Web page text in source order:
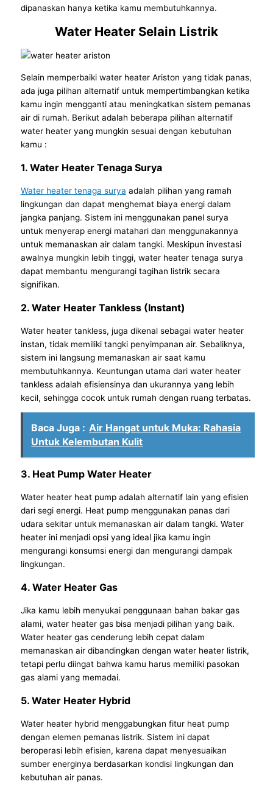
dipanaskan hanya ketika kamu membutuhkannya.
Water Heater Selain Listrik
Selain memperbaiki water heater Ariston yang tidak panas,
ada juga pilihan alternatif untuk mempertimbangkan ketika
kamu ingin mengganti atau meningkatkan sistem pemanas
air di rumah. Berikut adalah beberapa pilihan alternatif
water heater yang mungkin sesuai dengan kebutuhan
kamu :
1. Water Heater Tenaga Surya
Water heater tenaga surya adalah pilihan yang ramah
lingkungan dan dapat menghemat biaya energi dalam
jangka panjang. Sistem ini menggunakan panel surya
untuk menyerap energi matahari dan menggunakannya
untuk memanaskan air dalam tangki. Meskipun investasi
awalnya mungkin lebih tinggi, water heater tenaga surya
dapat membantu mengurangi tagihan listrik secara
signifikan.
2. Water Heater Tankless (Instant)
Water heater tankless, juga dikenal sebagai water heater
instan, tidak memiliki tangki penyimpanan air. Sebaliknya,
sistem ini langsung memanaskan air saat kamu
membutuhkannya. Keuntungan utama dari water heater
tankless adalah efisiensinya dan ukurannya yang lebih
kecil, sehingga cocok untuk rumah dengan ruang terbatas.
Baca Juga : Air Hangat untuk Muka: Rahasia
Untuk Kelembutan Kulit
3. Heat Pump Water Heater
Water heater heat pump adalah alternatif lain yang efisien
dari segi energi. Heat pump menggunakan panas dari
udara sekitar untuk memanaskan air dalam tangki. Water
heater ini menjadi opsi yang ideal jika kamu ingin
mengurangi konsumsi energi dan mengurangi dampak
lingkungan.
4. Water Heater Gas
Jika kamu lebih menyukai penggunaan bahan bakar gas
alami, water heater gas bisa menjadi pilihan yang baik.
Water heater gas cenderung lebih cepat dalam
memanaskan air dibandingkan dengan water heater listrik,
tetapi perlu diingat bahwa kamu harus memiliki pasokan
gas alami yang memadai.
5. Water Heater Hybrid
Water heater hybrid menggabungkan fitur heat pump
dengan elemen pemanas listrik. Sistem ini dapat
beroperasi lebih efisien, karena dapat menyesuaikan
sumber energinya berdasarkan kondisi lingkungan dan
kebutuhan air panas.